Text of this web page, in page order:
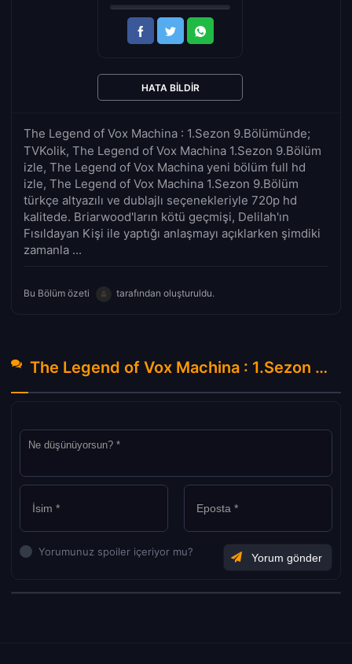
The Legend of Vox Machina : 1.Sezon 9.Bölümünde;
TVKolik, The Legend of Vox Machina 1.Sezon 9.Bölüm
izle, The Legend of Vox Machina yeni bölüm full hd
izle, The Legend of Vox Machina 1.Sezon 9.Bölüm
türkçe altyazılı ve dublajlı seçenekleriyle 720p hd
kalitede. Briarwood'ların kötü geçmişi, Delilah'ın
Fısıldayan Kişi ile yaptığı anlaşmayı açıklarken şimdiki
zamanla ...
Bu Bölüm özeti tarafından oluşturuldu.
HATA BILDIR
The Legend of Vox Machina : 1.Sezon 9.Bölüm Hakkında Yorumlar
Yorumunuz spoiler içeriyor mu?